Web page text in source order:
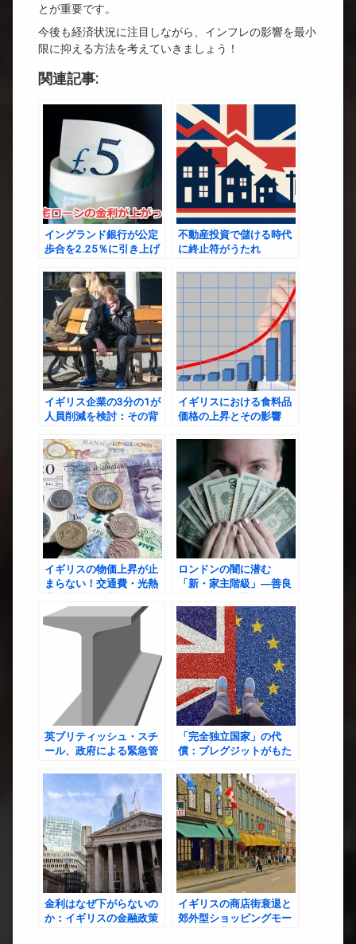
とが重要です。
今後も経済状況に注目しながら、インフレの影響を最小
限に抑える方法を考えていきましょう！
関連記事:
イングランド銀行が公定
歩合を2.25％に引き上げ
りえること
不動産投資で儲ける時代
に終止符がうたれ
イギリス企業の3分の1が
人員削減を検討：その背
イギリスにおける食料品
価格の上昇とその影響
イギリスの物価上昇が止
まらない！交通費・光熱
対策
ロンドンの闇に潜む
「新・家主階級」―善良
コロナ後の賃貸地獄
英ブリティッシュ・スチ
ール、政府による緊急管
国内産業の危機
「完全独立国家」の代
償：ブレグジットがもた
金利はなぜ下がらないの
か：イギリスの金融政策
イギリスの商店街衰退と
郊外型ショッピングモー